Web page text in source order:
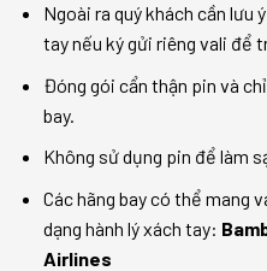
Ngoài ra quý khách cần lưu
tay nếu ký gửi riêng vali để
Đóng gói cẩn thận pin và
bay.
Không sử dụng pin để làm
Các hãng bay có thể mang
dạng hành lý xách tay:
Airlines